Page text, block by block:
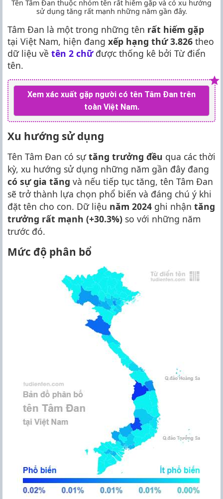
Tên Tâm Đan thuộc nhóm tên rất hiếm gặp và có xu hướng
sử dụng tăng rất mạnh những năm gần đây.
Tâm Đan là một trong những tên rất hiếm gặp
tại Việt Nam, hiện đang xếp hạng thứ 3.826 theo
dữ liệu về tên 2 chữđược thống kê bởi Từ điển
tên.
Xem xác xuất gặp người có tên Tâm Đan trên
toàn Việt Nam.
Xu hướng sử dụng
Tên Tâm Đan có sựtăng trưởng đều qua các thời
kỳ, xu hướng sử dụng những năm gần đây đang
có sự gia tăng và nếu tiếp tục tăng, tên Tâm Đan
sẽ trở thành lựa chọn phổ biến và đáng chú ý khi
đặt tên cho con. Dữ liệu năm 2024 ghi nhận tăng
trưởng rất mạnh (+30.3%) so với những năm
trước đó.
Mức độ phân bổ